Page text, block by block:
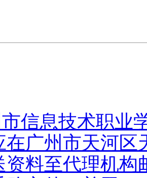
信息技术职业
在广州市天河区
资料至代理机构